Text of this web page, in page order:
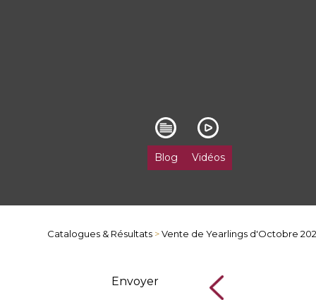
Blog Vidéos
Catalogues & Résultats >Vente de Yearlings d'Octobre
Envoyer